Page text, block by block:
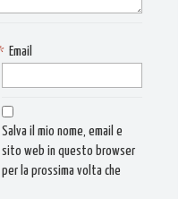
Email
Salva il mio nome, email e
sito web in questo browser
per la prossima volta che